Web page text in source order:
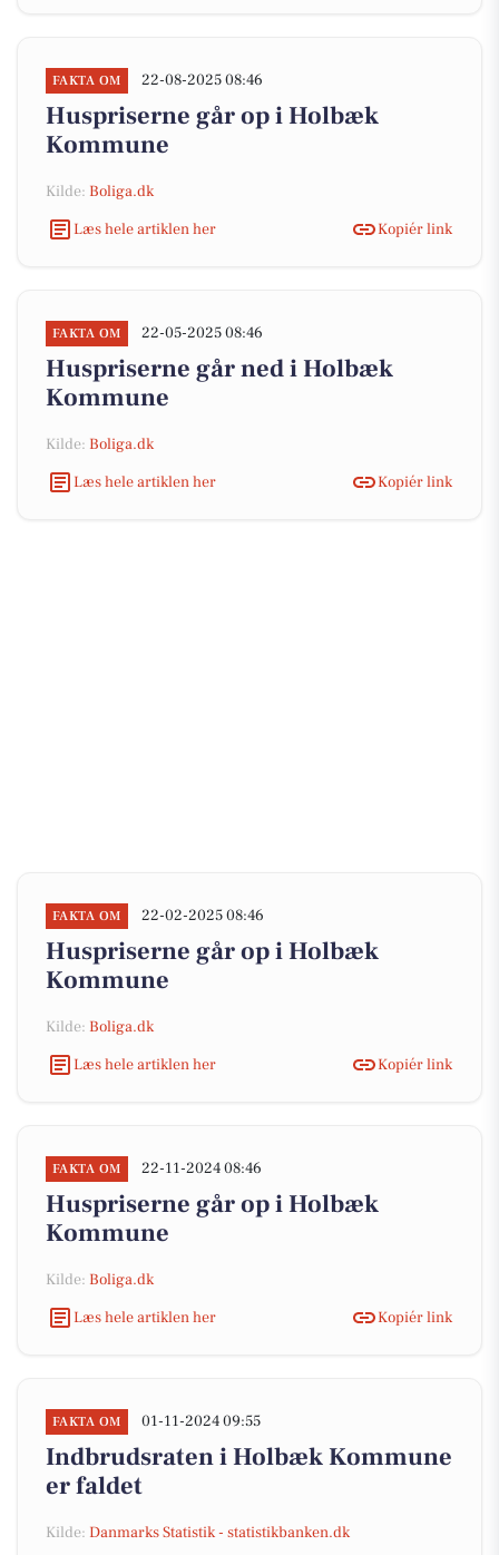
FAKTA OM 22-08-2025 08:46
Huspriserne går op i Holbæk
Kommune
Kilde: Boliga.dk
Læs hele artiklen her
Kopiér link
FAKTA OM 22-05-2025 08:46
Huspriserne går ned i Holbæk
Kommune
Kilde: Boliga.dk
Læs hele artiklen her
Kopiér link
FAKTA OM 22-02-2025 08:46
Huspriserne går op i Holbæk
Kommune
Kilde: Boliga.dk
Læs hele artiklen her
Kopiér link
FAKTA OM 22-11-2024 08:46
Huspriserne går op i Holbæk
Kommune
Kilde: Boliga.dk
Læs hele artiklen her
Kopiér link
FAKTA OM 01-11-2024 09:55
Indbrudsraten i Holbæk Kommune
er faldet
Kilde: Danmarks Statistik - statistikbanken.dk